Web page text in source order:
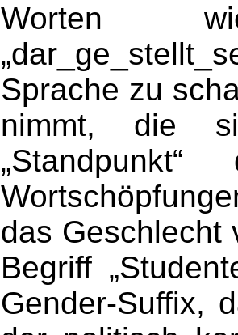
Worten
Sprache zu
nimmt, die
das Geschlecht
Begriff
Gender-Suffix,